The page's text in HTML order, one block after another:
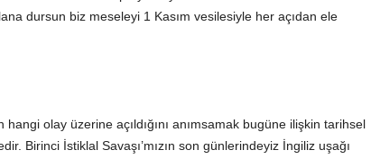
dursun biz meseleyi 1 Kasım vesilesiyle her açıdan ele
hangi olay üzerine açıldığını anımsamak bugüne ilişkin tarihsel
Birinci İstiklal Savaşı’mızın son günlerindeyiz İngiliz uşağı